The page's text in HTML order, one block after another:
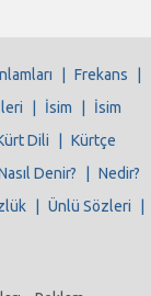
Frekans
İsim
İsim
Dili
Kürtçe
Denir?
Nedir?
Ünlü Sözleri